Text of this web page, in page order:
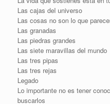
Las cajas del universo
Las cosas no son lo que
Las granadas
Las piedras grandes
Las siete maravillas del mundo
Las tres pipas
Las tres rejas
Legado
Lo importante no es tener
buscarlos